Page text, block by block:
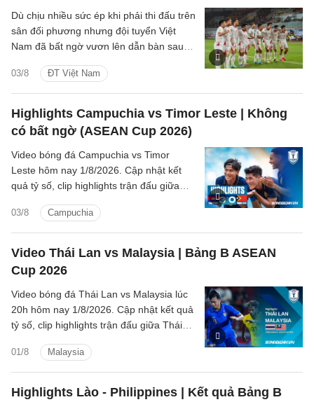
03/8 ĐT Việt Nam
Dù chịu nhiều sức ép khi phải thi đấu trên
sân đối phương nhưng đội tuyển Việt
Nam đã bất ngờ vươn lên dẫn bàn sau
Vĩ.
Highlights Campuchia vs Timor Leste | Không
có bất ngờ (ASEAN Cup 2026)
03/8 Campuchia
Video bóng đá Campuchia vs Timor
Leste hôm nay 1/8/2026. Cập nhật kết
quả tỷ số, clip highlights trận đấu giữa
ASEAN Cup 2026).
Video Thái Lan vs Malaysia | Bảng B ASEAN
Cup 2026
01/8 Malaysia
Video bóng đá Thái Lan vs Malaysia lúc
20h hôm nay 1/8/2026. Cập nhật kết quả
tỷ số, clip highlights trận đấu giữa Thái
2026).
Highlights Lào - Philippines | Kết quả Bảng B